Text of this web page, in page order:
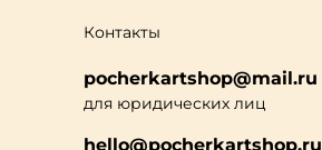
Контакты
pocherkartshop@mail.ru
для юридических лиц
hello@pocherkartshop.ru